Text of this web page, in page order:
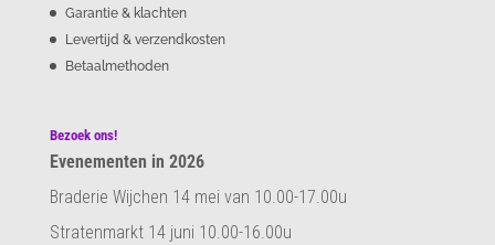
Garantie & klachten
Levertijd & verzendkosten
Betaalmethoden
Bezoek ons!
Evenementen in 2026
Braderie Wijchen 14 mei van 10.00-17.00u
Stratenmarkt 14 juni 10.00-16.00u